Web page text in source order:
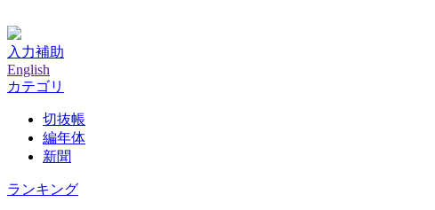
入力補助
English
カテゴリ
切抜帳
編年体
新聞
ランキング